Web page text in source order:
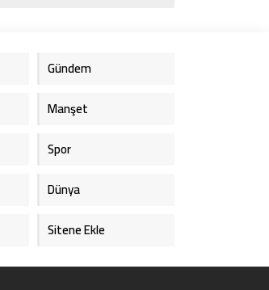
Gündem
Manşet
Spor
Dünya
Sitene Ekle